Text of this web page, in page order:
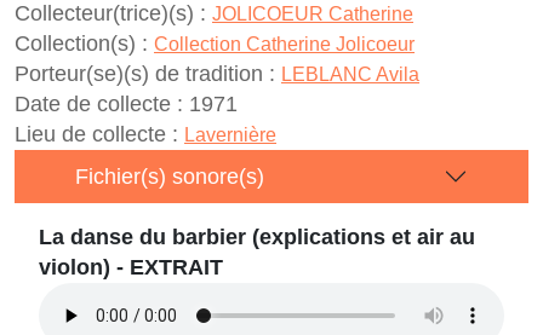
Collecteur(trice)(s) : JOLICOEUR Catherine
Collection(s) : Collection Catherine Jolicoeur
Porteur(se)(s) de tradition : LEBLANC Avila
Date de collecte : 1971
Lieu de collecte : Lavernière
Fichier(s) sonore(s)
La danse du barbier (explications et air au
violon) - EXTRAIT